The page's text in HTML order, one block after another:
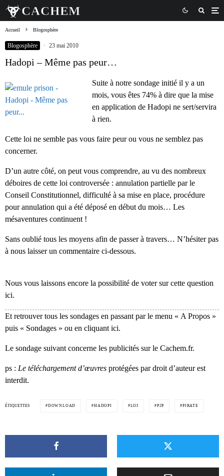
Accueil Blogosphère
Blogosphère · 23 mai 2010
Hadopi – Même pas peur…
Suite à notre sondage initié il y a un
mois, vous êtes 74% à dire que la mise
en application de Hadopi ne sert/servira
à rien.
Cette loi ne semble pas vous faire peur ou vous ne semblez pas
concerner.
D’un autre côté, on peut vous comprendre, au vu des nombreux
déboires de cette loi controversée : annulation partielle par le
Conseil Constitutionnel, difficulté à sa mise en place, procédure
pour annulation qui a été déposé en début du mois… Les
mésaventures continuent !
Sans oublié tous les moyens afin de passer à travers… N’hésiter pas
à nous laisser un commentaire ci-dessous.
Nous vous laissons encore la possibilité de voter sur cette question
ici.
Et retrouver tous les sondages en passant par le menu « A Propos »
puis « Sondages » ou en cliquant ici.
Le sondage suivant concerne les publicités sur le Cachem.fr.
ps : Le téléchargement d’œuvres protégées par droit d’auteur est
interdit.
ÉTIQUETTES DOWNLOAD HADOPI LOI P2P PIRATE